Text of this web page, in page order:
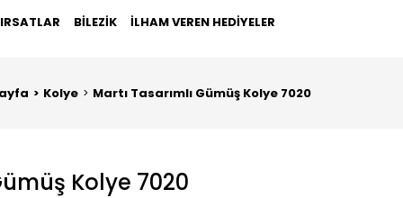
BILEZIK İLHAM VEREN HEDIYELER
Kolye Martı Tasarımlı Gümüş Kolye 7020
Kolye 7020